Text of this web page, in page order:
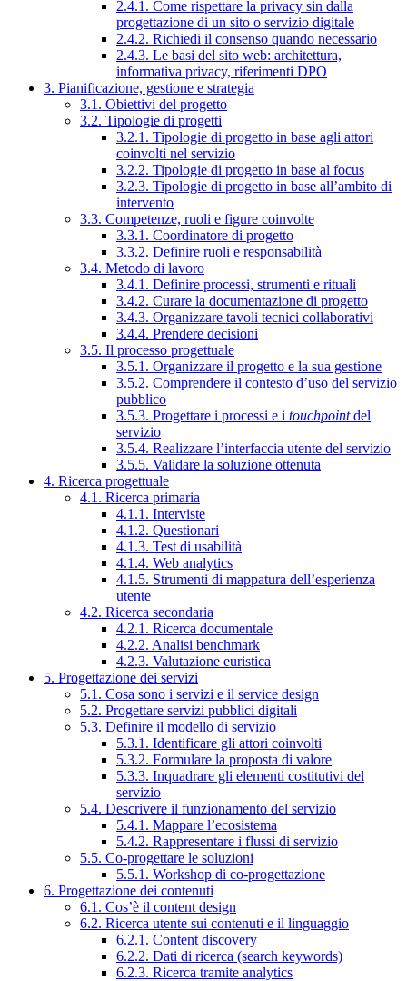
2.4.1. Come rispettare la privacy sin dalla
progettazione di un sito o servizio digitale
2.4.2. Richiedi il consenso quando necessario
2.4.3. Le basi del sito web: architettura,
informativa privacy, riferimenti DPO
3. Pianificazione, gestione e strategia
3.1. Obiettivi del progetto
3.2. Tipologie di progetti
3.2.1. Tipologie di progetto in base agli attori
coinvolti nel servizio
3.2.2. Tipologie di progetto in base al focus
3.2.3. Tipologie di progetto in base all’ambito di
intervento
3.3. Competenze, ruoli e figure coinvolte
3.3.1. Coordinatore di progetto
3.3.2. Definire ruoli e responsabilità
3.4. Metodo di lavoro
3.4.1. Definire processi, strumenti e rituali
3.4.2. Curare la documentazione di progetto
3.4.3. Organizzare tavoli tecnici collaborativi
3.4.4. Prendere decisioni
3.5. Il processo progettuale
3.5.1. Organizzare il progetto e la sua gestione
3.5.2. Comprendere il contesto d’uso del servizio
pubblico
3.5.3. Progettare i processi e i touchpointdel
servizio
3.5.4. Realizzare l’interfaccia utente del servizio
3.5.5. Validare la soluzione ottenuta
4. Ricerca progettuale
4.1. Ricerca primaria
4.1.1. Interviste
4.1.2. Questionari
4.1.3. Test di usabilità
4.1.4. Web analytics
4.1.5. Strumenti di mappatura dell’esperienza
utente
4.2. Ricerca secondaria
4.2.1. Ricerca documentale
4.2.2. Analisi benchmark
4.2.3. Valutazione euristica
5. Progettazione dei servizi
5.1. Cosa sono i servizi e il service design
5.2. Progettare servizi pubblici digitali
5.3. Definire il modello di servizio
5.3.1. Identificare gli attori coinvolti
5.3.2. Formulare la proposta di valore
5.3.3. Inquadrare gli elementi costitutivi del
servizio
5.4. Descrivere il funzionamento del servizio
5.4.1. Mappare l’ecosistema
5.4.2. Rappresentare i flussi di servizio
5.5. Co-progettare le soluzioni
5.5.1. Workshop di co-progettazione
6. Progettazione dei contenuti
6.1. Cos’è il content design
6.2. Ricerca utente sui contenuti e il linguaggio
6.2.1. Content discovery
6.2.2. Dati di ricerca (search keywords)
6.2.3. Ricerca tramite analytics